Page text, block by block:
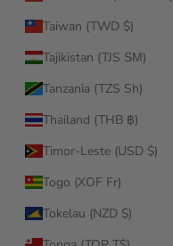
Taiwan (TWD $)
Tajikistan (TJS ЅМ)
Tanzania (TZS Sh)
Thailand (THB ฿)
Timor-Leste (USD $)
Togo (XOF Fr)
Tokelau (NZD $)